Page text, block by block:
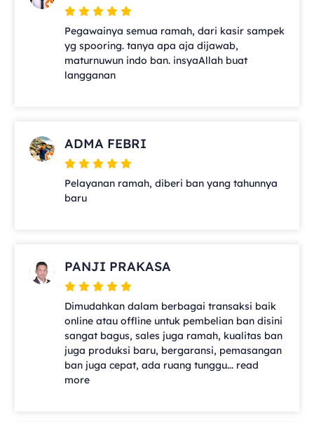
Pegawainya semua ramah, dari kasir sampek
yg spooring. tanya apa aja dijawab,
maturnuwun indo ban. insyaAllah buat
langganan
ADMA FEBRI
Pelayanan ramah, diberi ban yang tahunnya
baru
PANJI PRAKASA
Dimudahkan dalam berbagai transaksi baik
online atau offline untuk pembelian ban disini
sangat bagus, sales juga ramah, kualitas ban
juga produksi baru, bergaransi, pemasangan
ban juga cepat, ada ruang tunggu... read
more